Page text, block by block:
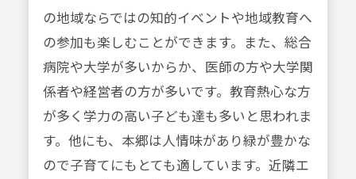
の地域ならではの知的イベントや地域教育へ
の参加も楽しむことができます。また、総合
病院や大学が多いからか、医師の方や大学関
係者や経営者の方が多いです。教育熱心な方
が多く学力の高い子ども達も多いと思われま
す。他にも、本郷は人情味があり緑が豊かな
ので子育てにもとても適しています。近隣エ